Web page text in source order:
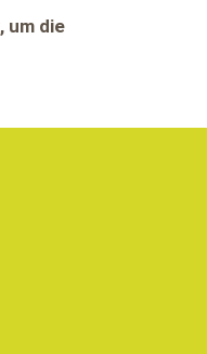
um die